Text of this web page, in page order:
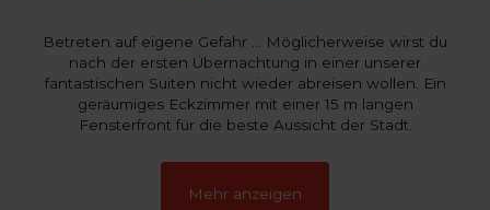
Betreten auf eigene Gefahr … Möglicherweise wirst du
nach der ersten Übernachtung in einer unserer
fantastischen Suiten nicht wieder abreisen wollen. Ein
geräumiges Eckzimmer mit einer 15 m langen
Fensterfront für die beste Aussicht der Stadt.
Mehr anzeigen